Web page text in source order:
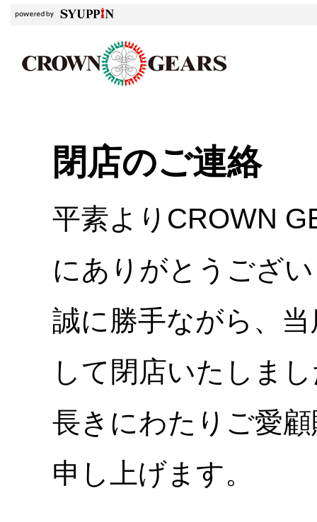
閉店のご連絡
平素よりCROWN
にありがとうござ
誠に勝手ながら、
して閉店いたしま
長きにわたりご愛
申し上げます。